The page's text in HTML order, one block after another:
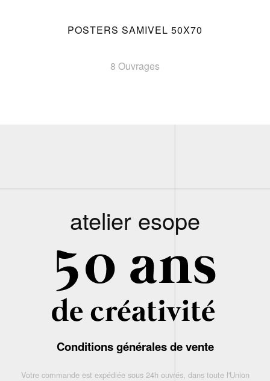
POSTERS SAMIVEL 50X70
8 Ouvrages
atelier esope
Conditions générales de vente
Votre commande est expédiée sous 24h ouvrés, dans toute l'Union